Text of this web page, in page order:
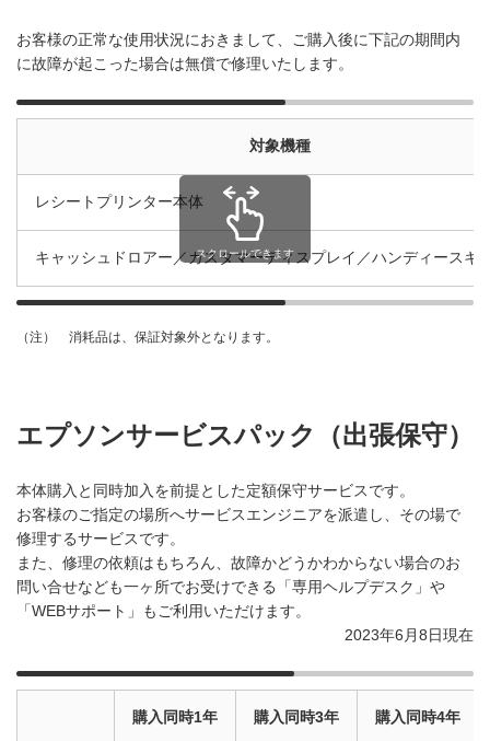
お客様の正常な使用状況におきまして、ご購入後に下記の期間内
に故障が起こった場合は無償で修理いたします。
対象機種
レシートプリンター本体
キャッシュドロアー／カスタマーディスプレイ／ハンディースキ
スクロールできます
（注） 消耗品は、保証対象外となります。
エプソンサービスパック（出張保守）
本体購入と同時加入を前提とした定額保守サービスです。
お客様のご指定の場所へサービスエンジニアを派遣し、その場で
修理するサービスです。
また、修理の依頼はもちろん、故障かどうかわからない場合のお
問い合せなども一ヶ所でお受けできる「専用ヘルプデスク」や
「WEBサポート」もご利用いただけます。
2023年6月8日現在
購入同時1年 購入同時3年 購入同時4年